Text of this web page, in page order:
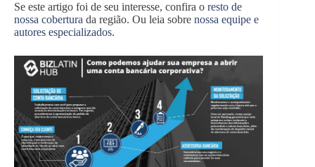
Se este artigo foi de seu interesse, confira o resto de
nossa cobertura da região. Ou leia sobre nossa equipe e
autores especializados.